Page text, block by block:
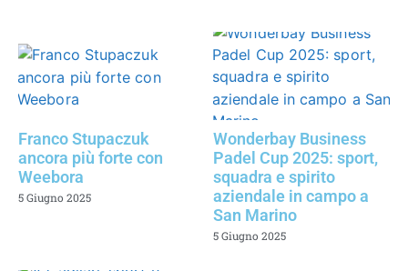
Franco Stupaczuk
ancora più forte con
Weebora
5 Giugno 2025
Wonderbay Business
Padel Cup 2025: sport,
squadra e spirito
aziendale in campo a
San Marino
5 Giugno 2025